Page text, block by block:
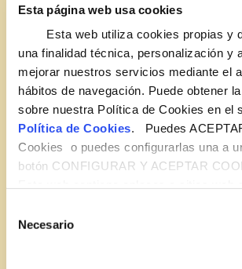
Esta página web usa cookies
Esta web utiliza cookies propias y
una finalidad técnica, personalización y
mejorar nuestros servicios mediante el
hábitos de navegación. Puede obtener
sobre nuestra Política de Cookies en el
Política de Cookies. Puedes
Cookies o puedes configurarlas una a
botón CONFIGURAR Y ACEPTAR
podrá decidir si acepta o no cuando
Necesario